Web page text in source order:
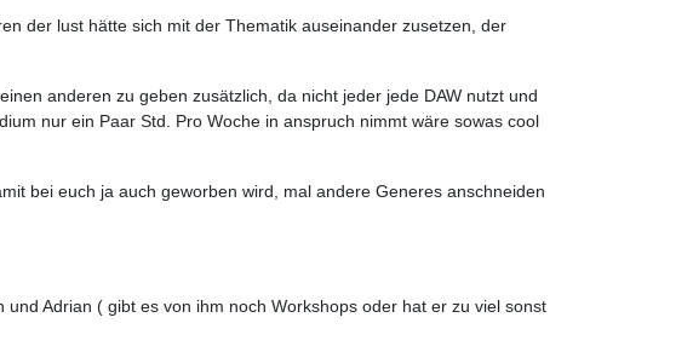
der lust hätte sich mit der Thematik auseinander zusetzen, der
anderen zu geben zusätzlich, da nicht jeder jede DAW nutzt und
nur ein Paar Std. Pro Woche in anspruch nimmt wäre sowas cool
bei euch ja auch geworben wird, mal andere Generes anschneiden
Adrian ( gibt es von ihm noch Workshops oder hat er zu viel sonst